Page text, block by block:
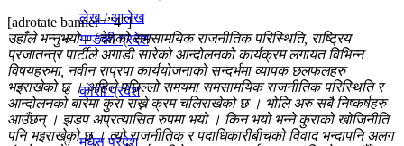
गण्डकी प्रदेश
काेशी प्रदेश
मधेस प्रदेश
लेख / आलेख
खेलकुद समाचार
[adrotate banner=”4″]
उहाँले भन्नुभयो – ‘देशको समसामयिक राजनीतिक परिस्थिति, राष्ट्रिय
प्रजातन्त्र पार्टीले अगाडी सारेको आन्दोलनको कार्यक्रम लगायत विभिन्न
विषयहरुमा, नवीन राप्रपा कार्ययोजनाको सन्दर्भमा व्यापक छलफलहरु
भइराखेको छ । अहिले पछिल्लो समयमा समसामयिक राजनीतिक परिस्थिति र
आन्दोलनको बारेमा कुरा राख्ने क्रम चलिराखेको छ । भोलि अरु सबै निष्कर्षहरु
आउँछन् । झडप अप्रत्यासित रुपमा भयो । किन भयो भन्ने कुराको खोजिनीति
पनि भइराखेको छ । त्यो राजनीतिक र पदाधिकारीबीचको विवाद भन्दापनि अलग